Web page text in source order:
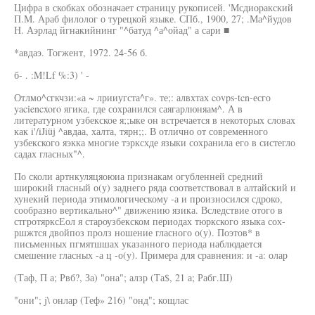
Цифра в скобках обозначает страницу рукописей. 'Мсдиоракский
П.М. Араб филолог о турецкой языке. СПб., 1900, 27; .Ма^йудов
Н. Аэрлад йгнакийнинг "^батуд ^а^ойад" а сари ■
*авдаэ. Тогжент, 1972. 24-56 б.
б- . :M!Lf %:3) ' -
Отлмо^сгкчзи:«а ~ лрииугста^г». те;: алвхтах covps-tcn-есго
yaciencxoro ягика, где сохранился саягарлюняам^. А в
литературном узбекское я;;ыке он встречается в некоторых словах
как i'/iJiüj ^авдаа, халта, тярн;;. В отлично от современного
узбекского яэкка многие тэрксхде языки сохранила его в систегло
садах гласных"^.
По сколи артнкуляцяоюиа признакам огубленней средний
широкий гласный о(у) заднего ряда соответствовал в алтайский и
хунекий периода этимологическому -а и произносился сдроко,
сообразно вертикально^" движению язика. Вследствие отого в
стгротярксЕол я староузбекском периодах тюркского языка сох-
ршжтся двойпоз пролз ношение гласного о(у). Поэтов* в
письменных пгмятшшах указанного периода наблюдается
смешение гласных -а ц -о(у). Примера для сравнения: и -а: олар
(Таф, П а; Рвб?, За) "она"; алзр (Та$, 21 а; Рабг.Ш)
"они"; j\ онлар (Теф» 216) "онд"; кощлас